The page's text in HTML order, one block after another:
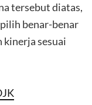
tersebut diatas,
benar-benar
sesuai